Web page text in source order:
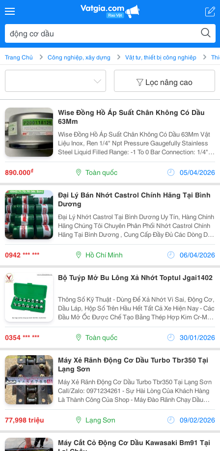
Trang Chủ Công nghiệp, xây dựng Vật tư, thiết bị công nghiệp
Lọc nâng cao
Wise Đồng Hồ Áp Suất Chân Không Có Dầu
63Mm
Wise Đồng Hồ Áp Suất Chân Không Có Dầu 63Mm Vật
Liệu Inox, Ren 1/4" Npt Pressure Gaugefully Stainless
Steel Liquid Filled Range: -1 To 0 Bar Connection: 1/4"
Npt P255 2A4Cdh02670 Sl: 01
Sales@Automationworld.vn
890.000₫ Toàn quốc 05/04/2026
Đại Lý Bán Nhớt Castrol Chính Hãng Tại Bình
Dương
Đại Lý Nhớt Castrol Tại Bình Dương Uy Tín, Hàng Chính
Hãng Chúng Tôi Chuyên Phân Phối Nhớt Castrol Chính
Hãng Tại Bình Dương , Cung Cấp Đầy Đủ Các Dòng Dầu
Nhớt Castrol Công Nghiệp, Dầu Thủy Lực, Dầu Động
Cơ, Dầu Bánh Răng&Hellip; Với Giá Sỉ Cạnh...
0942 *** *** Hồ Chí Minh 06/04/2026
Bộ Tuýp Mở Bu Lông Xả Nhớt Toptul Jgai1402
Thông Số Kỹ Thuật - Dùng Để Xả Nhớt Vi Sai, Động Cơ,
Dầu Láp, Hộp Số Trên Hầu Hết Tất Cả Xe Hiện Nay - Các
Đầu Mở Ốc Được Chế Tạo Bằng Thép Hợp Kim Cr-Mo
Đã Tôi Cứng Và Gia Nhiệt - Thích Hợp Cho Các Cần
Siết Đầu Vuông 3/8 Inch - Thích Hợp Cho...
0354 *** *** Toàn quốc 30/01/2026
Máy Xẻ Rãnh Động Cơ Dầu Turbo Tbr350 Tại
Lạng Sơn
Máy Xẻ Rãnh Động Cơ Dầu Turbo Tbr350 Tại Lạng Sơn
Call/Zalo: 0971234261 - Sự Hài Lòng Của Khách Hàng
Là Thành Công Của Shop - Máy Đào Rãnh Chạy Dầu
Turbo Tbr350 Đáp Ứng Nhu Cầu Đào Rãnh Nhanh
&Ndash; Sâu &Ndash; Đều Trong Các Công Việc Thi
Công...
77,998 triệu Lạng Sơn 09/02/2026
Máy Cắt Cỏ Động Cơ Dầu Kawasaki Bm91 Tại